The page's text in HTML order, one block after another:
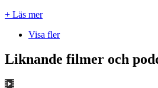
+ Läs mer
Visa fler
Liknande filmer och